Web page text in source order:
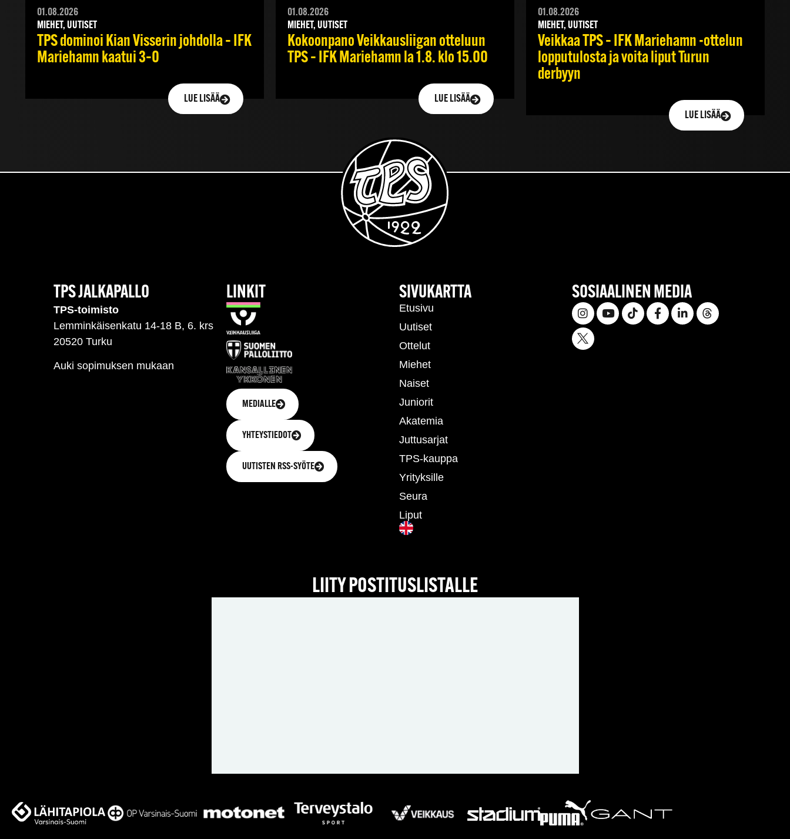
01.08.2026
MIEHET, UUTISET
TPS dominoi Kian Visserin johdolla – IFK
Mariehamn kaatui 3–0
LUE LISÄÄ
01.08.2026
MIEHET, UUTISET
Kokoonpano Veikkausliigan otteluun
TPS – IFK Mariehamn la 1.8. klo 15.00
LUE LISÄÄ
01.08.2026
MIEHET, UUTISET
Veikkaa TPS – IFK Mariehamn -ottelun
lopputulosta ja voita liput Turun
derbyyn
LUE LISÄÄ
TPS JALKAPALLO
TPS-toimisto
Lemminkäisenkatu 14-18 B, 6. krs
20520 Turku
Auki sopimuksen mukaan
LINKIT
MEDIALLE
YHTEYSTIEDOT
UUTISTEN RSS-SYÖTE
SIVUKARTTA
Etusivu
Uutiset
Ottelut
Miehet
Naiset
Juniorit
Akatemia
Juttusarjat
TPS-kauppa
Yrityksille
Seura
Liput
SOSIAALINEN MEDIA
LIITY POSTITUSLISTALLE